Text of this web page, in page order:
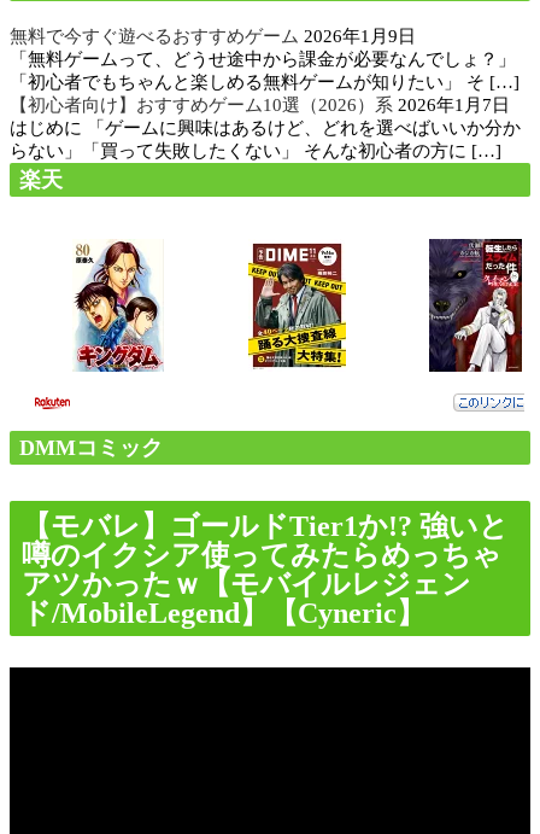
無料で今すぐ遊べるおすすめゲーム 2026年1月9日
「無料ゲームって、どうせ途中から課金が必要なんでしょ？」
「初心者でもちゃんと楽しめる無料ゲームが知りたい」 そ […]
【初心者向け】おすすめゲーム10選（2026）系 2026年1月7日
はじめに 「ゲームに興味はあるけど、どれを選べばいいか分か
らない」「買って失敗したくない」 そんな初心者の方に […]
楽天
DMMコミック
【モバレ】ゴールドTier1か!? 強いと
噂のイクシア使ってみたらめっちゃ
アツかったｗ【モバイルレジェン
ド/MobileLegend】【Cyneric】